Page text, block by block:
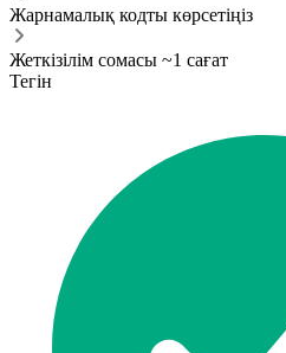
Жарнамалық кодты көрсетіңіз
Жеткізілім сомасы ~1 сағат
Тегін